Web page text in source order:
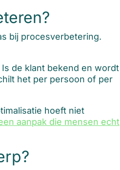
bij procesverbetering.
de klant bekend en wordt
het per persoon of per
hoeft niet
aanpak die mensen echt